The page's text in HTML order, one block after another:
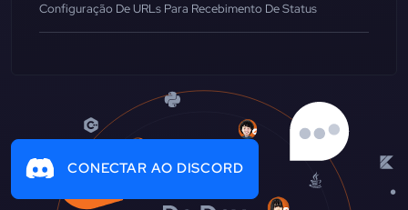
Configuração De URLs Para Recebimento De Status
CONECTAR AO DISCORD